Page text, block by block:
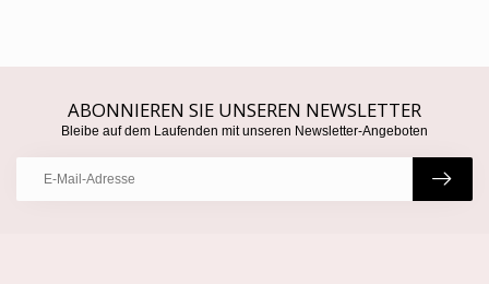
ABONNIEREN SIE UNSEREN NEWSLETTER
Bleibe auf dem Laufenden mit unseren Newsletter-Angeboten